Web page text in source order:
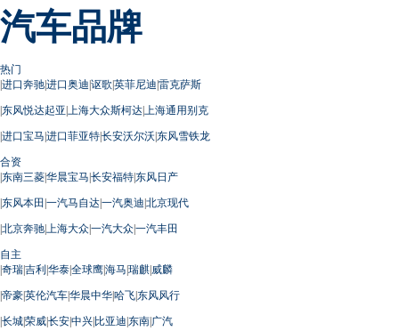
汽车品牌
热门
|进口奔驰|进口奥迪|讴歌|英菲尼迪|雷克萨斯
|东风悦达起亚| 上海大众斯柯达| 上海通用别克
|进口宝马|进口菲亚特|长安沃尔沃|东风雪铁龙
合资
|东南三菱|华晨宝马|长安福特|东风日产
|东风本田 |一汽马自达|一汽奥迪|北京现代
|北京奔驰| 上海大众|一汽大众|一汽丰田
自主
|奇瑞|吉利|华泰|全球鹰|海马|瑞麒|威麟
|帝豪|英伦汽车|华晨中华|哈飞|东风风行
|长城|荣威|长安|中兴|比亚迪|东南|广汽